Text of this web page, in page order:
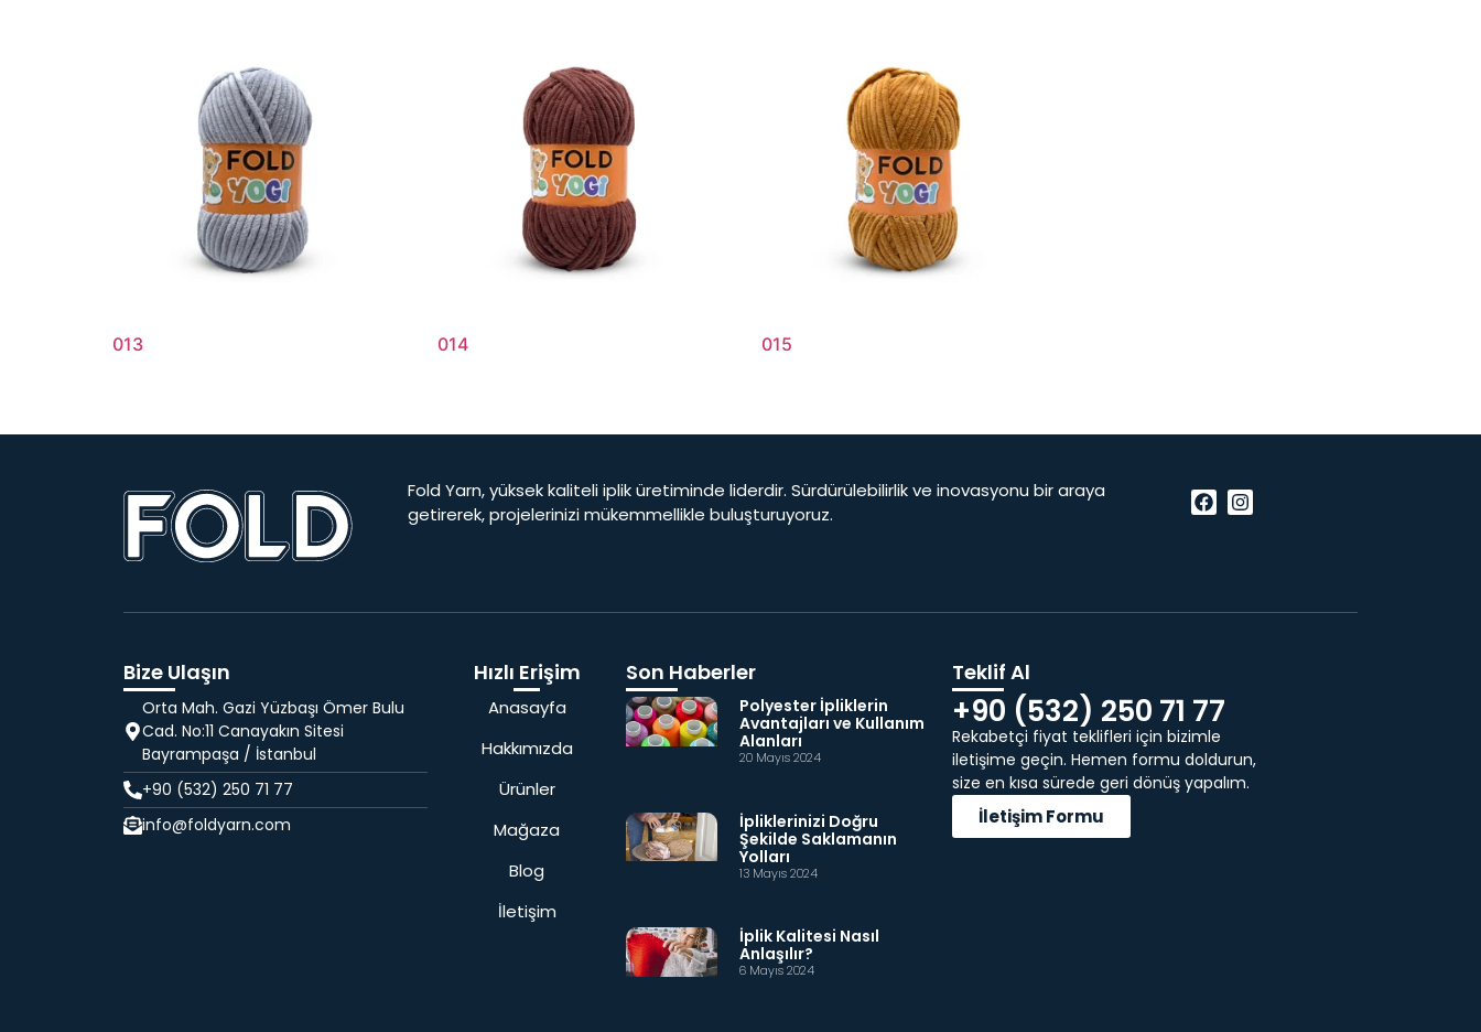
013 014 015
Fold Yarn, yüksek kaliteli iplik üretiminde liderdir. Sürdürülebilirlik ve inovasyonu bir araya
getirerek, projelerinizi mükemmellikle buluşturuyoruz.
Bize Ulaşın
Orta Mah. Gazi Yüzbaşı Ömer Bulu
Cad. No:11 Canayakın Sitesi
Bayrampaşa / İstanbul
+90 (532) 250 71 77
info@foldyarn.com
Hızlı Erişim
Anasayfa
Hakkımızda
Ürünler
Mağaza
Blog
İletişim
Son Haberler
Polyester İpliklerin
Avantajları ve Kullanım
Alanları
20 Mayıs 2024
İpliklerinizi Doğru
Şekilde Saklamanın
Yolları
13 Mayıs 2024
İplik Kalitesi Nasıl
Anlaşılır?
6 Mayıs 2024
Teklif Al
+90 (532) 250 71 77
Rekabetçi fiyat teklifleri için bizimle
iletişime geçin. Hemen formu doldurun,
size en kısa sürede geri dönüş yapalım.
İletişim Formu